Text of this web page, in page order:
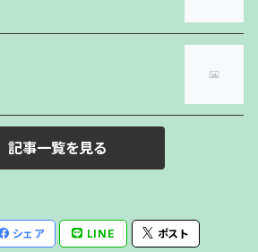
記事一覧を見る
シェア LINE ポスト